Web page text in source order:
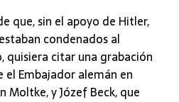
que, sin el apoyo de Hitler,
condenados al
quisiera citar una grabación
Embajador alemán en
Moltke, y Józef Beck, que